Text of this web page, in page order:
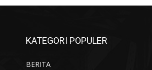
KATEGORI POPULER
BERITA